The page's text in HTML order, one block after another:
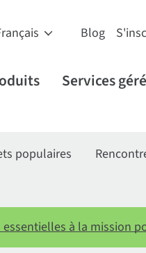
Blog
Services
populaires
à la mission